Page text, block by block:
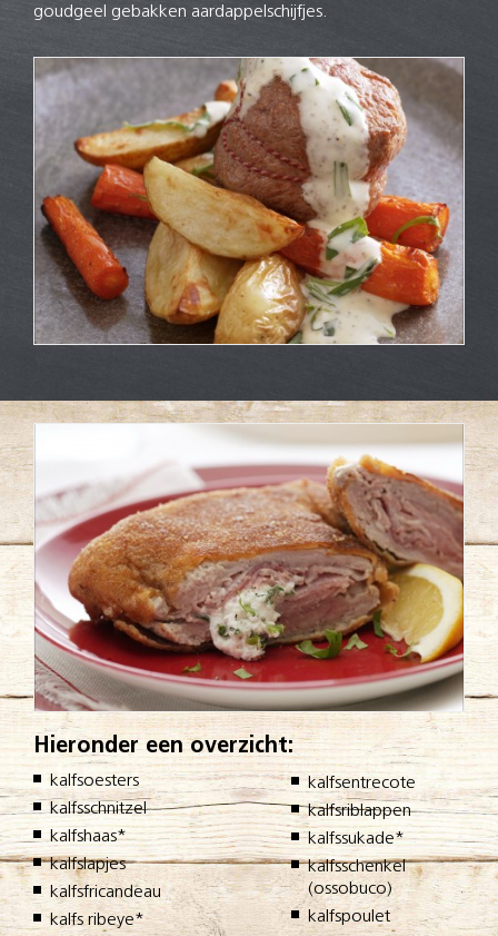
goudgeel gebakken aardappelschijfjes.
Hieronder een overzicht:
kalfsoesters
kalfsschnitzel
kalfshaas*
kalfslapjes
kalfsfricandeau
kalfs ribeye*
kalfsentrecote
kalfsriblappen
kalfssukade*
kalfsschenkel
(ossobuco)
kalfspoulet